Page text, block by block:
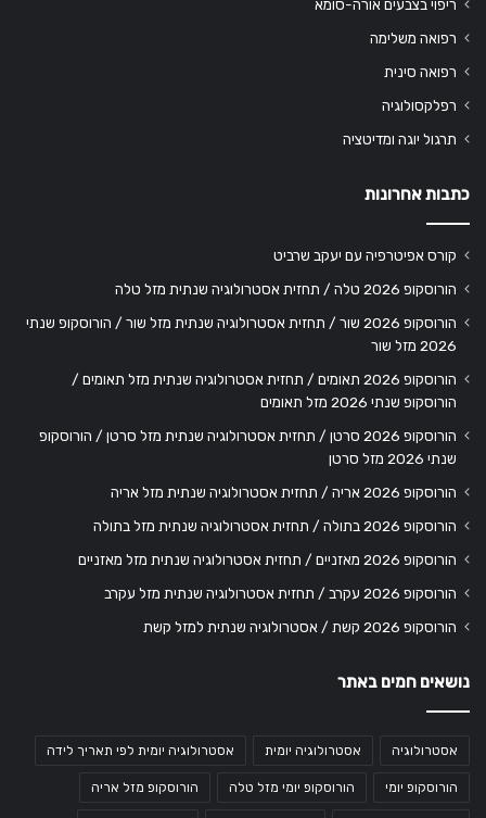
ריפוי בצבעים אורה-סומא
רפואה משלימה
רפואה סינית
רפלקסולוגיה
תרגול יוגה ומדיטציה
כתבות אחרונות
קורס אפיטרפיה עם יעקב שרביט
הורוסקופ 2026 טלה / תחזית אסטרולוגיה שנתית מזל טלה
הורוסקופ 2026 שור / תחזית אסטרולוגיה שנתית מזל שור / הורוסקופ שנתי
2026 מזל שור
הורוסקופ 2026 תאומים / תחזית אסטרולוגיה שנתית מזל תאומים /
הורוסקופ שנתי 2026 מזל תאומים
הורוסקופ 2026 סרטן / תחזית אסטרולוגיה שנתית מזל סרטן / הורוסקופ
שנתי 2026 מזל סרטן
הורוסקופ 2026 אריה / תחזית אסטרולוגיה שנתית מזל אריה
הורוסקופ 2026 בתולה / תחזית אסטרולוגיה שנתית מזל בתולה
הורוסקופ 2026 מאזניים / תחזית אסטרולוגיה שנתית מזל מאזניים
הורוסקופ 2026 עקרב / תחזית אסטרולוגיה שנתית מזל עקרב
הורוסקופ 2026 קשת / אסטרולוגיה שנתית למזל קשת
נושאים חמים באתר
אסטרולוגיה אסטרולוגיה יומית אסטרולוגיה יומית לפי תאריך לידה
הורוסקופ יומי הורוסקופ יומי מזל טלה הורוסקופ מזל אריה